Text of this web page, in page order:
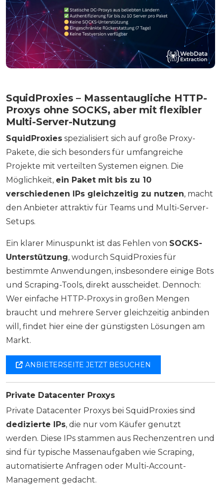
SquidProxies – Massentaugliche HTTP-
Proxys ohne SOCKS, aber mit flexibler
Multi-Server-Nutzung
SquidProxies spezialisiert sich auf große Proxy-
Pakete, die sich besonders für umfangreiche
Projekte mit verteilten Systemen eignen. Die
Möglichkeit, ein Paket mit bis zu 10
verschiedenen IPs gleichzeitig zu nutzen, macht
den Anbieter attraktiv für Teams und Multi-Server-
Setups.
Ein klarer Minuspunkt ist das Fehlen von SOCKS-
Unterstützung, wodurch SquidProxies für
bestimmte Anwendungen, insbesondere einige Bots
und Scraping-Tools, direkt ausscheidet. Dennoch:
Wer einfache HTTP-Proxys in großen Mengen
braucht und mehrere Server gleichzeitig anbinden
will, findet hier eine der günstigsten Lösungen am
Markt.
ANBIETERSEITE JETZT BESUCHEN
Private Datacenter Proxys
Private Datacenter Proxys bei SquidProxies sind
dedizierte IPs, die nur vom Käufer genutzt
werden. Diese IPs stammen aus Rechenzentren und
sind für typische Massenaufgaben wie Scraping,
automatisierte Anfragen oder Multi-Account-
Management gedacht.